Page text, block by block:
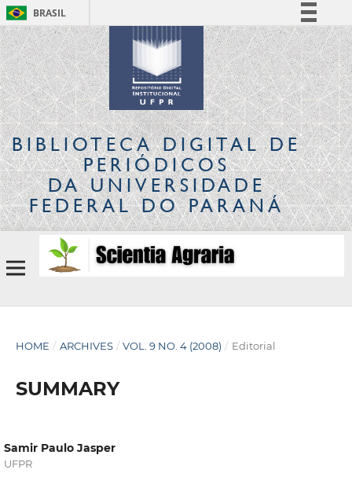
BRASIL
Simplifique!
Comunica BR
Participe
Acesso à informação
Legislação
Canais
BIBLIOTECA DIGITALDE
PERIÓDICOS
DA UNIVERSIDADE
FEDERAL DO PARANÁ
HOME / ARCHIVES / VOL. 9 NO. 4 (2008) / Editorial
SUMMARY
Samir Paulo Jasper
UFPR